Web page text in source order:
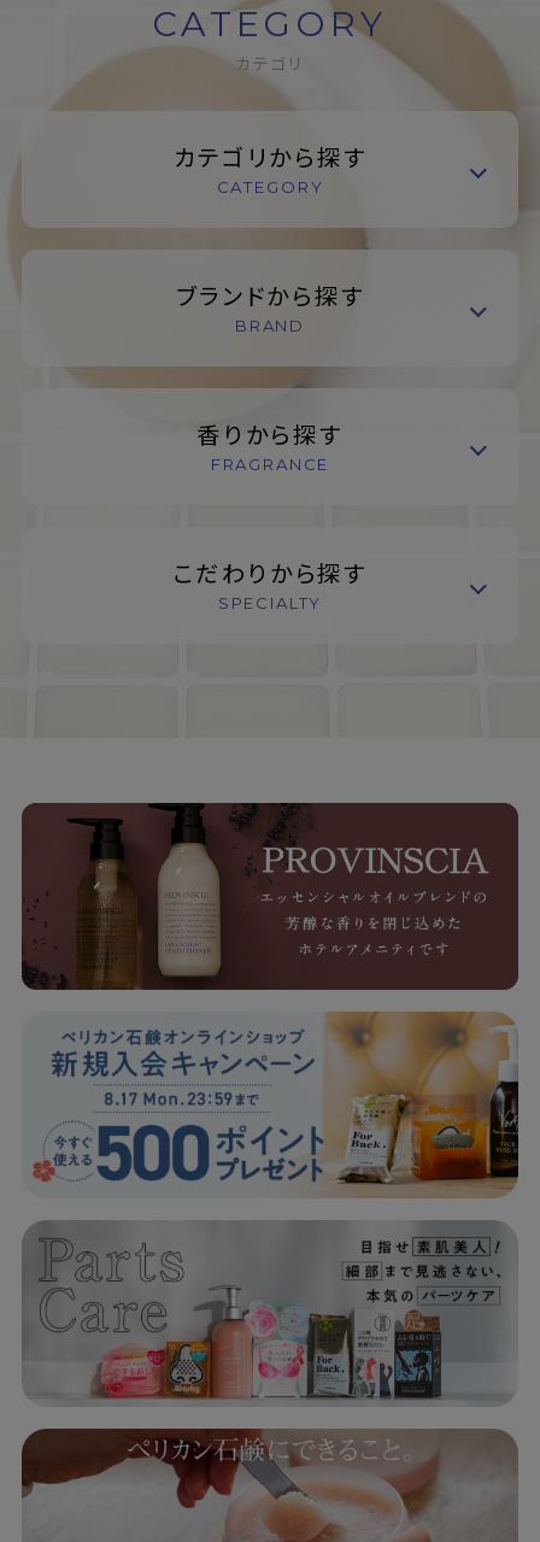
CATEGORY
カテゴリ
カテゴリから探す
CATEGORY
ブランドから探す
BRAND
香りから探す
FRAGRANCE
こだわりから探す
SPECIALTY